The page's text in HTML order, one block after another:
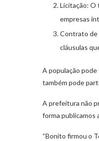
Licitação: O
empresas
Contrato de
cláusulas
A população pode
também pode
A prefeitura não
forma publicamos
“Bonito firmou o